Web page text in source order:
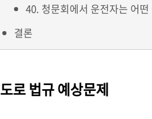
40. 청문회에서 운전자는 어
결론
도로 법규 예상문제